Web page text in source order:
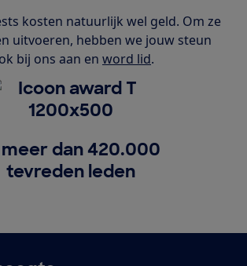
kosten natuurlijk wel geld. Om ze
uitvoeren, hebben we jouw steun
bij ons aan en word lid.
dan 420.000
tevreden leden